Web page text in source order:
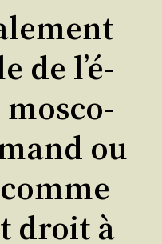
de l’é­
mos­co­
ou
droit à